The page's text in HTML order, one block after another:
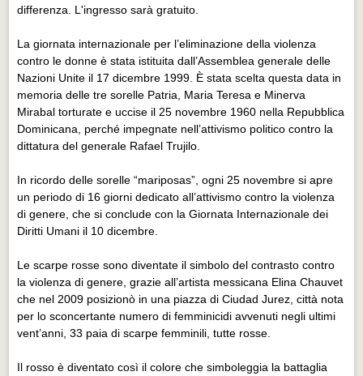
differenza. L'ingresso sarà gratuito.
La giornata internazionale per l’eliminazione della violenza
contro le donne è stata istituita dall’Assemblea generale delle
Nazioni Unite il 17 dicembre 1999. È stata scelta questa data in
memoria delle tre sorelle Patria, Maria Teresa e Minerva
Mirabal torturate e uccise il 25 novembre 1960 nella Repubblica
Dominicana, perché impegnate nell’attivismo politico contro la
dittatura del generale Rafael Trujilo.
In ricordo delle sorelle “mariposas”, ogni 25 novembre si apre
un periodo di 16 giorni dedicato all’attivismo contro la violenza
di genere, che si conclude con la Giornata Internazionale dei
Diritti Umani il 10 dicembre.
Le scarpe rosse sono diventate il simbolo del contrasto contro
la violenza di genere, grazie all’artista messicana Elina Chauvet
che nel 2009 posizionò in una piazza di Ciudad Jurez, città nota
per lo sconcertante numero di femminicidi avvenuti negli ultimi
vent’anni, 33 paia di scarpe femminili, tutte rosse.
Il rosso è diventato così il colore che simboleggia la battaglia